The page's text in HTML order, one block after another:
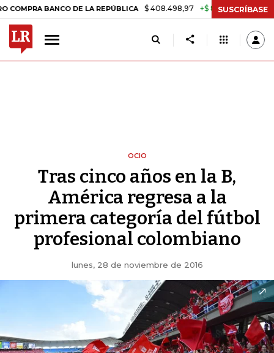
BANCO DE LA REPÚBLICA $ 408.498,97 +$ 8.753,81 +2,19%
SUSCRÍBASE
OCIO
Tras cinco años en la B,
América regresa a la
primera categoría del fútbol
profesional colombiano
lunes, 28 de noviembre de 2016